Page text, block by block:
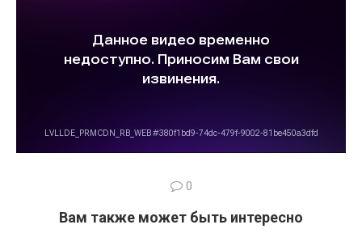
0
Вам также может быть интересно